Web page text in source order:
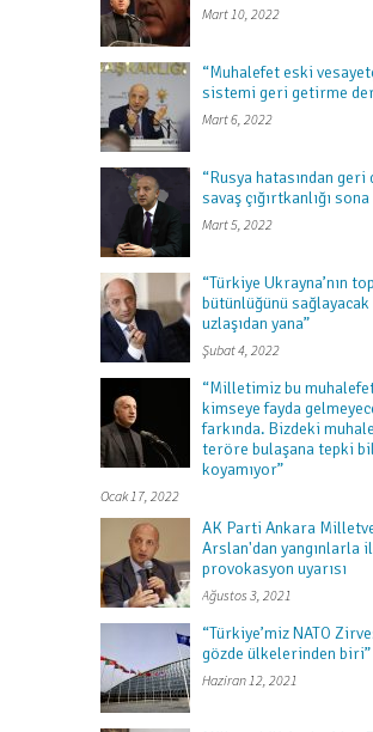
Mart 10, 2022
“Muhalefet eski
sistemi geri getirme
Mart 6, 2022
“Rusya hatasından geri
savaş çığırtkanlığı
Mart 5, 2022
“Türkiye Ukrayna’nın
bütünlüğünü
uzlaşıdan yana”
Şubat 4, 2022
“Milletimiz bu
kimseye fayda
farkında. Bizdeki
teröre bulaşana tepki
koyamıyor”
Ocak 17, 2022
AK Parti Ankara
Arslan'dan yangınlarla
provokasyon uyarısı
Ağustos 3, 2021
“Türkiye’miz NATO
gözde ülkelerinden biri”
Haziran 12, 2021